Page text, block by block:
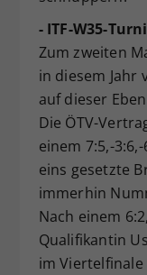
- ITF-W35-
Zum zweiten
in diesem Jahr
auf dieser
Die ÖTV-
einem 7:5,-
eins gesetzte
immerhin
Nach einem
Qualifikantin
im